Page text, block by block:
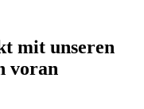
mit unseren
voran